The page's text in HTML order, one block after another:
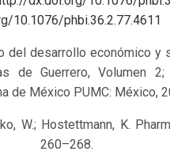
10.1076/phbi.36.2.77.4611
del desarrollo económico y
de Guerrero, Volumen 2;
de México PUMC: México,
W.; Hostettmann, K.